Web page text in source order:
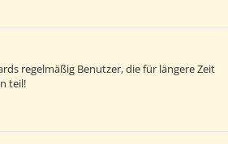
regelmäßig Benutzer, die für längere Zeit
teil!